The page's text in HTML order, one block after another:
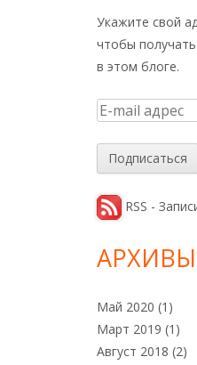
Укажите свой
чтобы
в этом блоге.
E
a
i
l
д
е
с
RSS -
АРХИВЫ
Май 2020 (1)
Март 2019 (1)
Август 2018 (2)